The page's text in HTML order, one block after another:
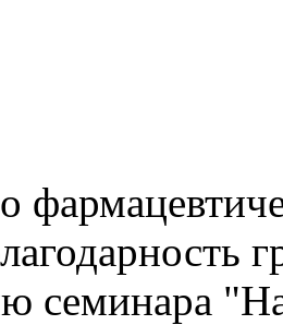
семинара